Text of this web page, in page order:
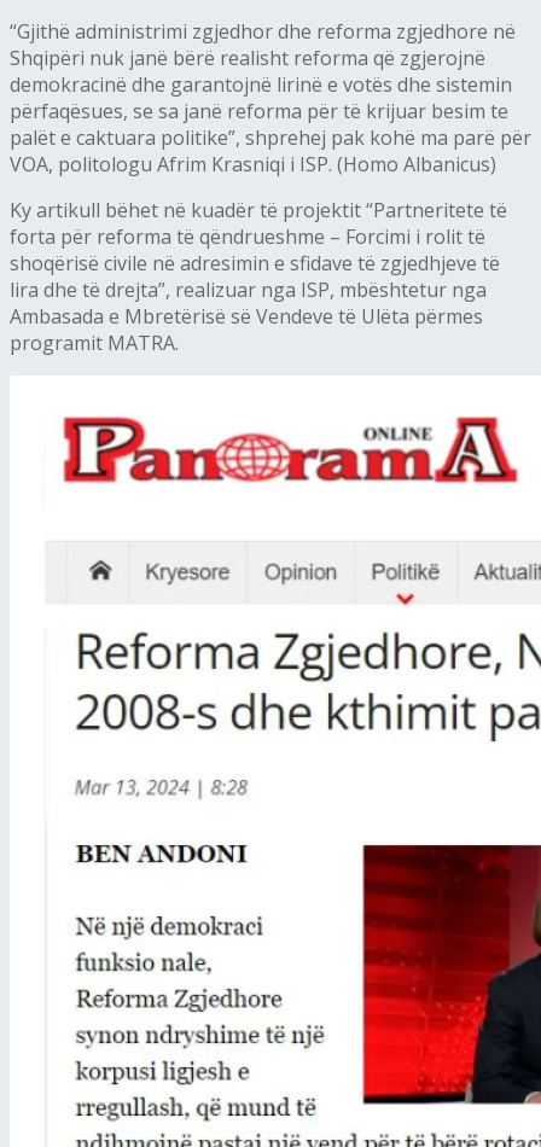
“Gjithë administrimi zgjedhor dhe reforma zgjedhore në
Shqipëri nuk janë bërë realisht reforma që zgjerojnë
demokracinë dhe garantojnë lirinë e votës dhe sistemin
përfaqësues, se sa janë reforma për të krijuar besim te
palët e caktuara politike”, shprehej pak kohë ma parë për
VOA, politologu Afrim Krasniqi i ISP. (Homo Albanicus)
Ky artikull bëhet në kuadër të projektit “Partneritete të
forta për reforma të qëndrueshme – Forcimi i rolit të
shoqërisë civile në adresimin e sfidave të zgjedhjeve të
lira dhe të drejta”, realizuar nga ISP, mbështetur nga
Ambasada e Mbretërisë së Vendeve të Ulëta përmes
programit MATRA.